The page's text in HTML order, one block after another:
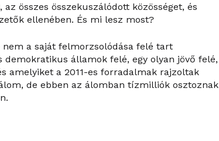
összes összekuszálódott közösséget, és
ellenében. És mi lesz most?
a saját felmorzsolódása felé tart
államok felé, egy olyan jövő felé,
amelyiket a 2011-es forradalmak rajzoltak
de ebben az álomban tízmilliók osztoznak